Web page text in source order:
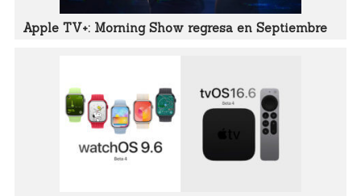
Apple TV+: Morning Show regresa en Septiembre